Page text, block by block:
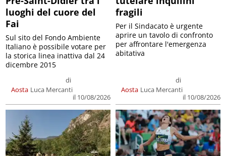
luoghi del cuore del
Fai
Aosta
di
Luca Mercanti
il 10/08/2026
Sul sito del Fondo Ambiente
Italiano è possibile votare per
la storica linea inattiva dal 24
dicembre 2015
fragili
Aosta
di
Luca Mercanti
il 10/08/2026
Per il Sindacato è urgente
aprire un tavolo di confronto
per affrontare l'emergenza
abitativa